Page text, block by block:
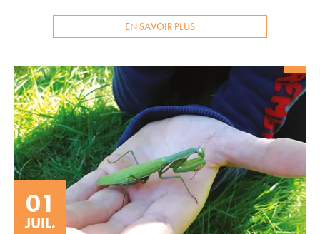
EN SAVOIR PLUS
01
JUIL.